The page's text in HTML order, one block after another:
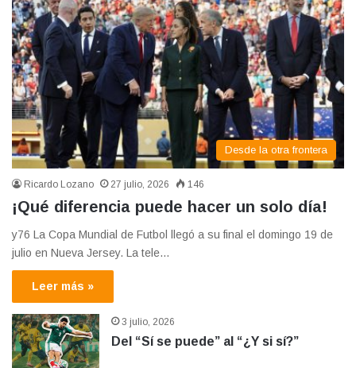
Desde la otra frontera
Ricardo Lozano 27 julio, 2026 146
¡Qué diferencia puede hacer un solo día!
y76 La Copa Mundial de Futbol llegó a su final el domingo 19 de
julio en Nueva Jersey. La tele…
Leer más »
3 julio, 2026
Del “Sí se puede” al “¿Y si sí?”